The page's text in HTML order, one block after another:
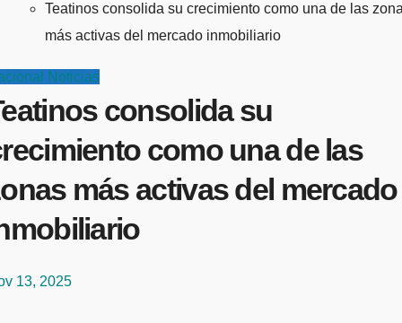
Teatinos consolida su crecimiento como una de las
más activas del mercado inmobiliario
Noticias
consolida su
como una de las
más activas del mercado
13, 2025